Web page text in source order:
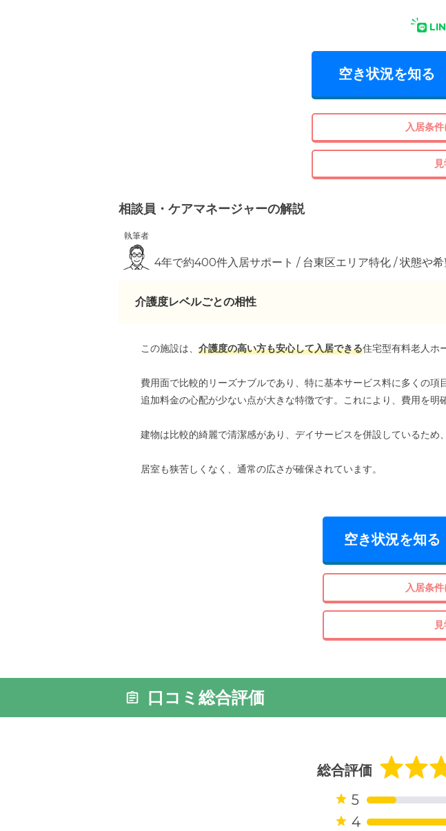
空き状況を知る
入居条
相談員・ケアマネージャーの解説
執筆者
4年で約400件入居サポート / 台東区エリア特化 / 状態や
介護度レベルごとの相性
この施設は、 介護度の高い方も安心して入居できる住宅型有料老人ホ
費用面で比較的リーズナブルであり、特に基本サービス料に多くの
追加料金の心配が少ない点が大きな特徴です。これにより、費用を明
建物は比較的綺麗で清潔感があり、デイサービスを併設しているため
居室も狭苦しくなく、通常の広さが確保されています。
空き状況を知る
入居条
口コミ総合評価
総合評価
5
4